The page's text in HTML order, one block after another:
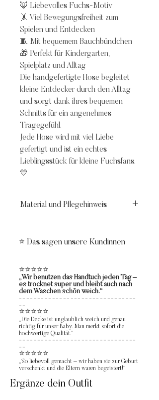
🦊 Liebevolles Fuchs-Motiv
🤸 Viel Bewegungsfreiheit zum
Spielen und Entdecken
🧵 Mit bequemem Bauchbündchen
🎁 Perfekt für Kindergarten,
Spielplatz und Alltag
Die handgefertigte Hose begleitet
kleine Entdecker durch den Alltag
und sorgt dank ihres bequemen
Schnitts für ein angenehmes
Tragegefühl.
Jede Hose wird mit viel Liebe
gefertigt und ist ein echtes
Lieblingsstück für kleine Fuchsfans.
💛
Material und Pflegehinweis
French Terry: 95 % Baumwolle, 5 %
Pflegehinweise:
• Waschbar bei 30 °C
• Nicht bleichen
• Nicht trocknergeeignet
• Auf niedriger Stufe bügeln ✨
⭐ Das sagen unsere Kundinnen
⭐⭐⭐⭐⭐
„Wir benutzen das Handtuch jeden Tag –
es trocknet super und bleibt auch nach
dem Waschen schön weich.“
--------------------------------
--
⭐⭐⭐⭐⭐
„Die Decke ist unglaublich weich und genau
richtig für unser Baby. Man merkt sofort die
hochwertige Qualität.“
--------------------------------
--
⭐⭐⭐⭐⭐
„So liebevoll gemacht – wir haben sie zur Geburt
verschenkt und die Eltern waren begeistert!“
Ergänze dein Outfit